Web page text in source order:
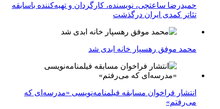
حمیدرضا ساعتچی، نویسنده، کارگردان و تهیه‌کننده باسابقه
تئاتر کمدی ایران درگذشت
محمد موفق رهسپار خانه ابدی شد
انتشار فراخوان مسابقه فیلمنامه‌نویسی «مدرسه‌ای که
می‌رفتم»